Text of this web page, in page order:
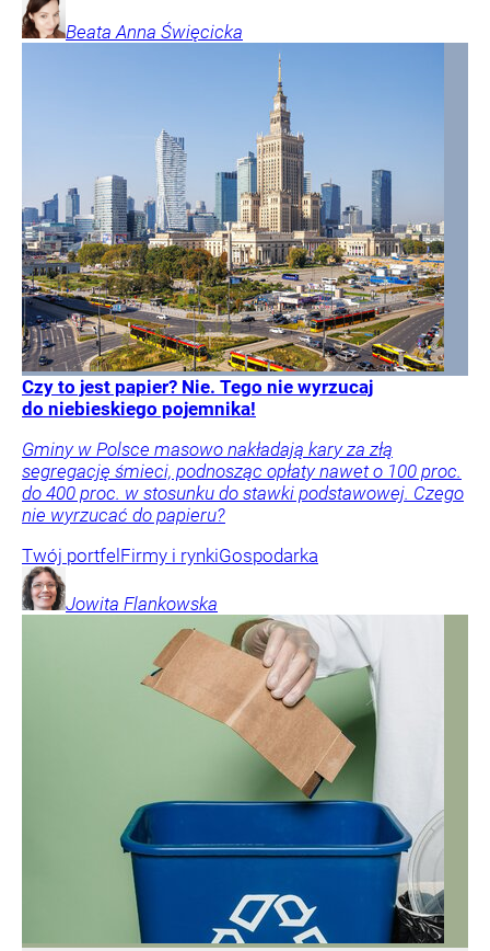
Beata Anna Święcicka
Czy to jest papier? Nie. Tego nie wyrzucaj
do niebieskiego pojemnika!
Gminy w Polsce masowo nakładają kary za złą
segregację śmieci, podnosząc opłaty nawet o 100 proc.
do 400 proc. w stosunku do stawki podstawowej. Czego
nie wyrzucać do papieru?
Twój portfel Firmy i rynkiGospodarka
Jowita Flankowska